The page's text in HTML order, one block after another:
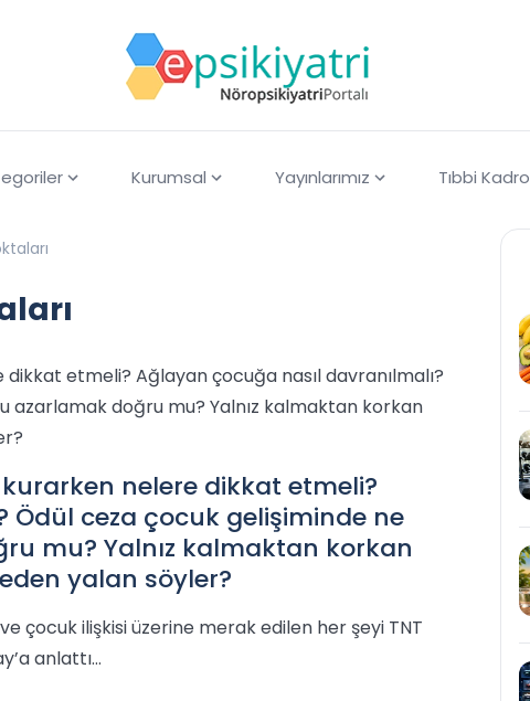
Kurumsal Yayınlarımız Tıbbi Kadro
etmeli? Ağlayan çocuğa nasıl davranılmalı?
azarlamak doğru mu? Yalnız kalmaktan korkan
nelere dikkat etmeli?
Ödül ceza çocuk gelişiminde ne
mu? Yalnız kalmaktan korkan
yalan söyler?
çocuk ilişkisi üzerine merak edilen her şeyi TNT
anlattı…